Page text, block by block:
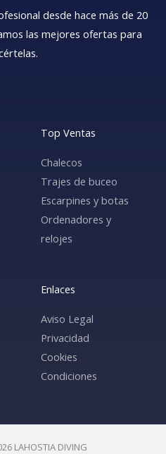
desde hace más de 20
las mejores ofertas para
Top Ventas
Chalecos
Trajes de buceo
Escarpines y botas
Ordenadores y
relojes
Enlaces
Aviso Legal
Privacidad
Cookies
Condiciones
LAHOSTIA DIVING